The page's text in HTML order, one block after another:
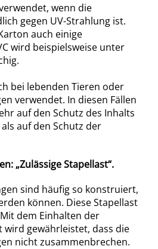
wenn die
gegen UV-Strahlung ist.
auch einige
wird beispielsweise unter
bei lebenden Tieren oder
verwendet. In diesen Fällen
auf den Schutz des Inhalts
auf den Schutz der
„Zulässige Stapellast“.
sind häufig so konstruiert,
können. Diese Stapellast
dem Einhalten der
wird gewährleistet, dass die
nicht zusammenbrechen.